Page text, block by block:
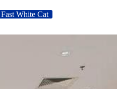
Fast White Cat